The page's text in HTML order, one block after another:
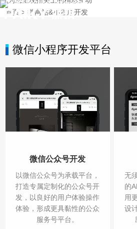
以更好的操作体验设计
为您呈现指尖上的精彩互动
功能策划
从加法开始做减法
首页 >微网站&小程序开发
微信小程序开发平台
微信公众号开发
以微信公众号为承载平台，
打造专属定制化的公众号开
发，以良好的用户体验操作
体验，形成更具黏性的公众
服务号平台。
无
的
用
设